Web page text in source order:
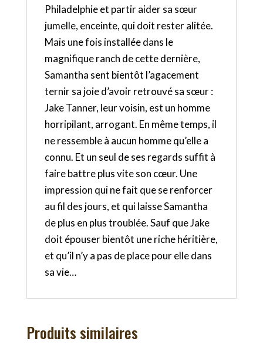
Philadelphie et partir aider sa sœur
jumelle, enceinte, qui doit rester alitée.
Mais une fois installée dans le
magnifique ranch de cette dernière,
Samantha sent bientôt l’agacement
ternir sa joie d’avoir retrouvé sa sœur :
Jake Tanner, leur voisin, est un homme
horripilant, arrogant. En même temps, il
ne ressemble à aucun homme qu’elle a
connu. Et un seul de ses regards suffit à
faire battre plus vite son cœur. Une
impression qui ne fait que se renforcer
au fil des jours, et qui laisse Samantha
de plus en plus troublée. Sauf que Jake
doit épouser bientôt une riche héritière,
et qu’il n’y a pas de place pour elle dans
sa vie…
Produits similaires